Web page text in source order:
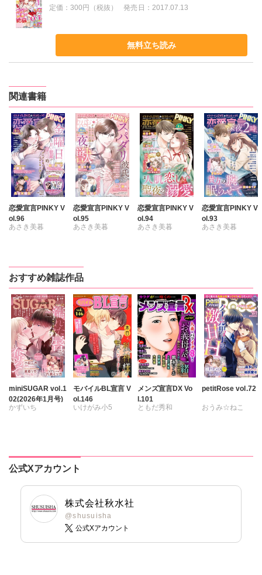
定価：300円（税抜） 発売日： 2017.07.13
無料立ち読み
関連書籍
恋愛宣言PINKY V
ol.96
あさき美暮
まろん 一之瀬絢
小鳥晶
松本ゆうか
水瀬友美
相田早智子
大橋薫
知葉サナガ
長谷河樹衣
妹尾美穂
蜜蜂アヤ
春時雨よわ
恋愛宣言PINKY V
ol.95
あさき美暮
まろん
彩戸サイコ
紫賀サヲリ
小鳥晶
松本ゆうか
水瀬友美
相田早智子
知葉サナガ
妹尾美穂
蜜蜂アヤ
春時雨よわ
恋愛宣言PINKY V
ol.94
あさき美暮
小鳥晶
松本ゆうか
水瀬友美
相田早智子
知葉サナガ
望月蜜桃
妹尾美穂
蜜蜂アヤ
春時雨よわ
恋愛宣言PINKY V
ol.93
あさき美暮
紫賀サヲリ
小鳥晶
松本ゆうか
水瀬友美
相田早智子
知葉サナガ
望月蜜桃
妹尾美穂
おすすめ雑誌作品
miniSUGAR vol.1
02(2026年1月号)
かずいち
桐嶋ショウコ
小田三月
星脇リカ
清水沙斗子
さくら蒼
モバイルBL宣言 V
ol.146
いけがみ小5
メンズ宣言DX Vo
l.101
ともだ秀和
葉月かずお
petitRose vol.72
おうみ☆ねこ
公式Xアカウント
株式会社秋水社
@shusuisha
公式Xアカウント